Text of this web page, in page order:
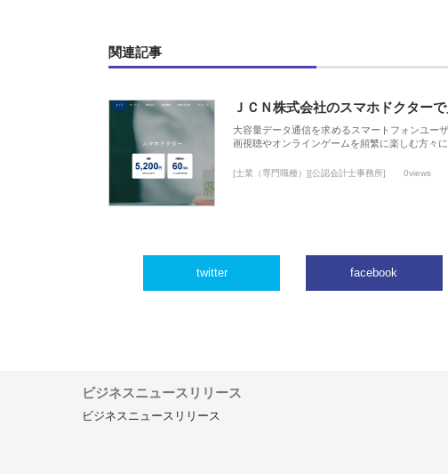
関連記事
ＪＣＮ株式会社のスマホドクター
大容量データ通信を求めるスマートフォンユー
画視聴やオンラインゲームを頻繁に楽しむ方々
[士業（専門職種）][公認会計士事務所] 0views
twitter facebook
ビジネスニュースリリース
ビジネスニュースリリース